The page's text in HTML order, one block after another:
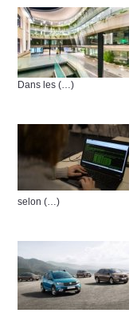
Dans les (…)
selon (…)